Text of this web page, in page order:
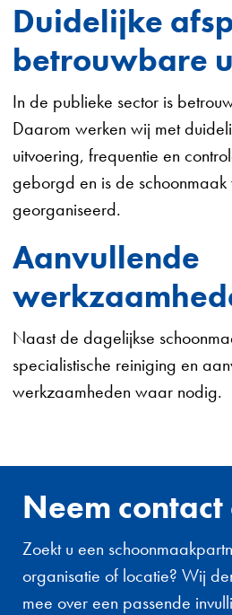
Duidelijke
betrouwbare
In de publieke sector is
Daarom werken wij met
uitvoering, frequentie en
geborgd en is de
georganiseerd.
Aanvullende
Naast de dagelijkse
specialistische reiniging en
werkzaamheden waar nodig.
Neem contact
Zoekt u een
organisatie of locatie? Wij
mee over een passende